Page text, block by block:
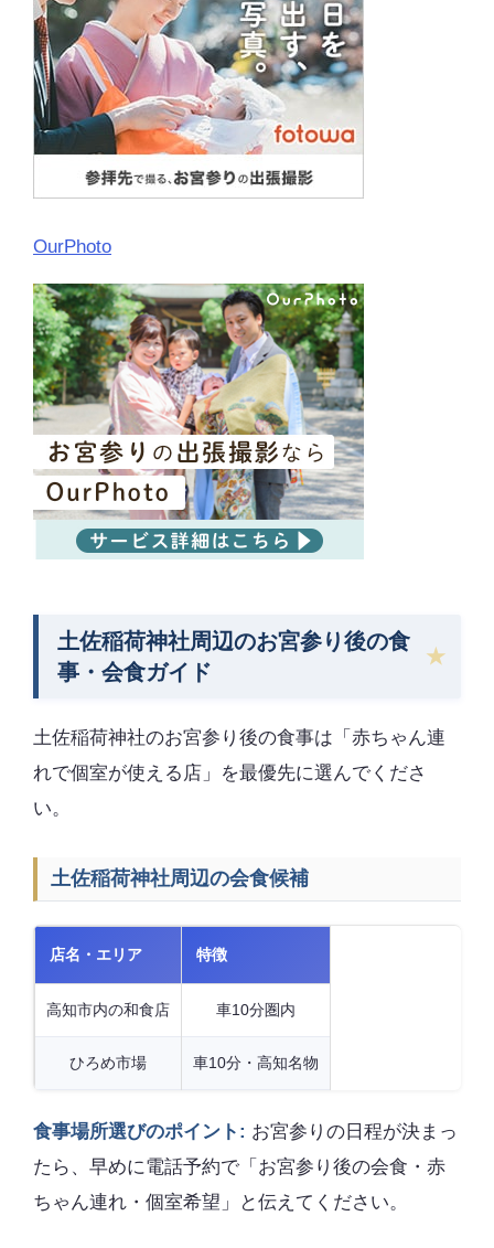
OurPhoto
土佐稲荷神社周辺のお宮参り後の食
事・会食ガイド
土佐稲荷神社のお宮参り後の食事は「赤ちゃん連
れで個室が使える店」を最優先に選んでくださ
い。
土佐稲荷神社周辺の会食候補
店名・エリア 特徴
高知市内の和食店 車10分圏内
ひろめ市場 車10分・高知名物
食事場所選びのポイント: お宮参りの日程が決まっ
たら、早めに電話予約で「お宮参り後の会食・赤
ちゃん連れ・個室希望」と伝えてください。